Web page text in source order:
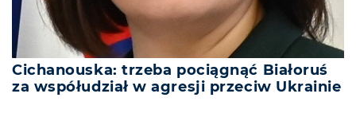
Cichanouska: trzeba pociągnąć Białoruś
za współudział w agresji przeciw Ukrainie